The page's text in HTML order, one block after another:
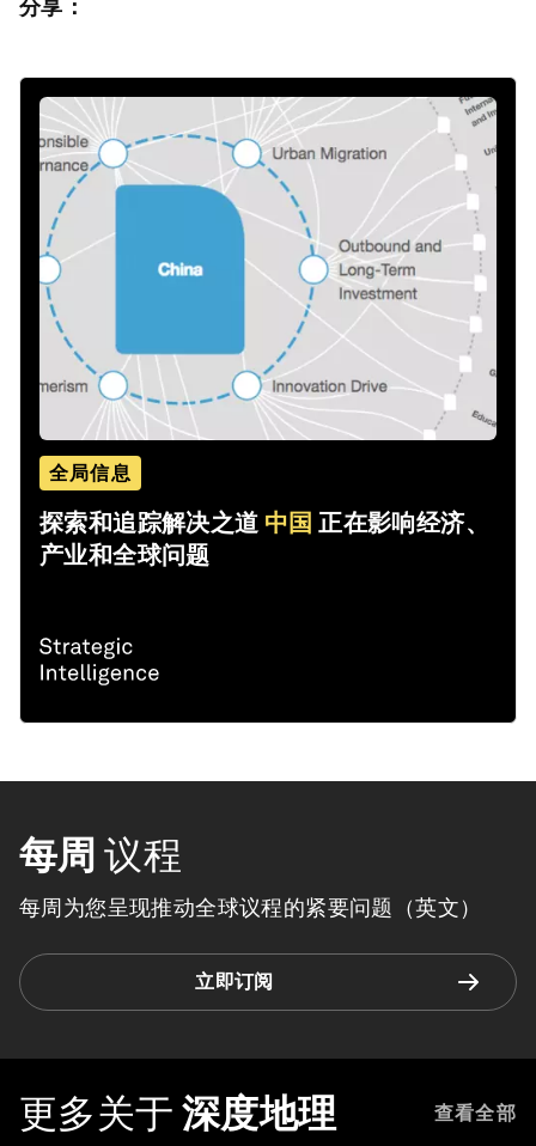
分享：
全局信息
探索和追踪解决之道 中国 正在影响经济、
产业和全球问题
每周 议程
每周为您呈现推动全球议程的紧要问题（英文）
立即订阅
更多关于 深度地理 查看全部